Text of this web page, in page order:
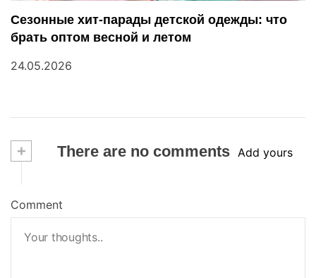
Сезонные хит-парады детской одежды: что
брать оптом весной и летом
24.05.2026
+ There are no comments Add yours
Comment